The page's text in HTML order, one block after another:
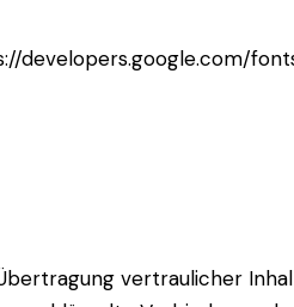
developers.google.com/
vertraulicher